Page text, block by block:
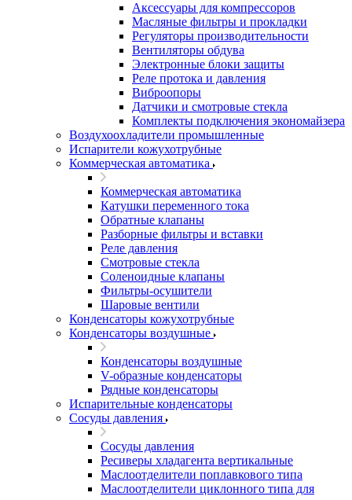
Аксессуары для компрессоров
Масляные фильтры и прокладки
Регуляторы производительности
Вентиляторы обдува
Электронные блоки защиты
Реле протока и давления
Виброопоры
Датчики и смотровые стекла
Комплекты подключения экономайзера
Воздухоохладители промышленные
Испарители кожухотрубные
Коммерческая автоматика
Коммерческая автоматика
Катушки переменного тока
Обратные клапаны
Разборные фильтры и вставки
Реле давления
Смотровые стекла
Соленоидные клапаны
Фильтры-осушители
Шаровые вентили
Конденсаторы кожухотрубные
Конденсаторы воздушные
Конденсаторы воздушные
V-образные конденсаторы
Рядные конденсаторы
Испарительные конденсаторы
Сосуды давления
Сосуды давления
Ресиверы хладагента вертикальные
Маслоотделители поплавкового типа
Маслоотделители циклонного типа для